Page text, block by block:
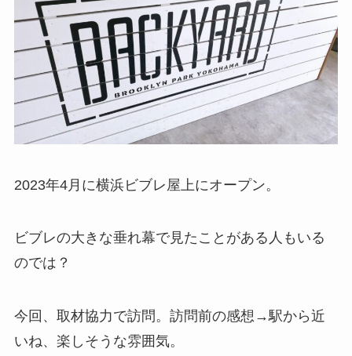
2023年4月に横浜ビブレ屋上にオープン。
ビブレの大きな垂れ幕で見たことがある人もいる
のでは？
今回、取材協力で訪問。訪問前の感想→駅から近
いね、楽しそうな雰囲気。